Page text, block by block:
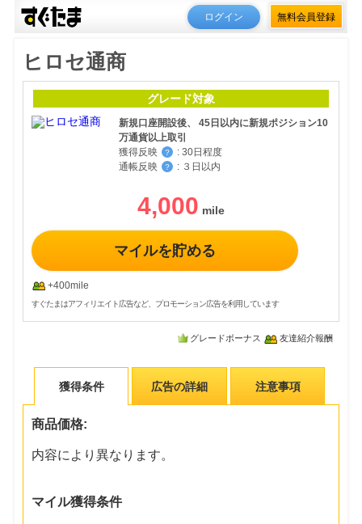
ログイン 無料会員登録
ヒロセ通商
グレード対象
新規口座開設後、 45日以内に新規ポジション10
万通貨以上取引
獲得反映
？ : 30日程度
通帳反映
？ : ３日以内
4,000
マイルを貯める
+400mile
すぐたまはアフィリエイト広告など、プロモーション広告を利用しています
グレードボーナス 友達紹介報酬
獲得条件 広告の詳細 注意事項
商品価格:
内容により異なります。
マイル獲得条件